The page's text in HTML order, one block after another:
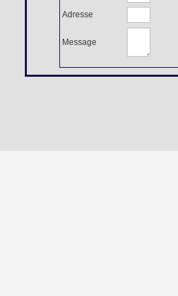
Adresse
Message